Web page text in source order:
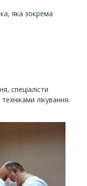
яка зокрема
спеціалісти
лікування.